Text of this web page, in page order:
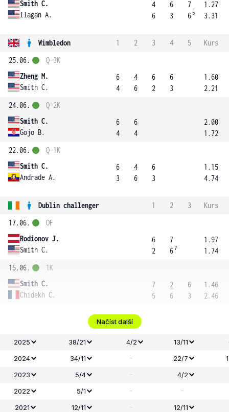
Smith C.
Ilagan A.
4
6
6
3
7
6 5
1.27
3.31
Wimbledon 1 2 3 4 5
Kurs
25.06.
Zheng M.
Smith C.
Q-3K
6
4
4
6
6
2
6
3
1.60
2.21
24.06.
Smith C.
Gojo B.
Q-2K
6
4
6
4
2.00
1.72
22.06.
Smith C.
Andrade A.
Q-1K
6
3
4
6
6
3
1.15
4.74
Dublin challenger 1 2 3
Kurs
17.06.
Rodionov J.
Smith C.
OF
6
2
7
67
1.97
1.74
15.06.
Smith C.
Chidekh C.
1K
7
5
2
6
6
3
1.46
2.46
Načíst další
2025 38/21 4/2 13/11
2024
34/11 - 22/7
2023
5/4 -
4/2
2022
5/1 - -
2021 12/11 - 12/11